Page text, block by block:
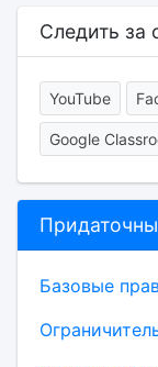
Следить за
YouTube
Google
Базовые